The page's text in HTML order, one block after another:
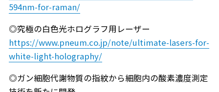
594nm-for-raman/
◎究極の白色光ホログラフ用レーザー
https://www.pneum.co.jp/note/ultimate-lasers-for-
white-light-holography/
◎ガン細胞代謝物質の指紋から細胞内の酸素濃度測定